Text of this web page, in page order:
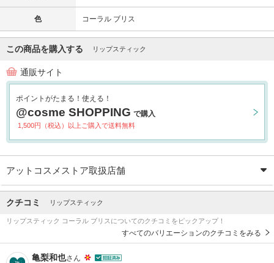
色 コーラル ブリス
この商品を購入する リップスティック
通販サイト
ポイントがたまる！使える！
@cosme SHOPPING で購入
1,500円（税込）以上ご購入で送料無料
アットコスメストア取扱店舗
クチコミ リップスティック
リップスティック コーラル ブリスについてのクチコミをピックアップ！
すべてのバリエーションのクチコミをみる
亀梨和也さん